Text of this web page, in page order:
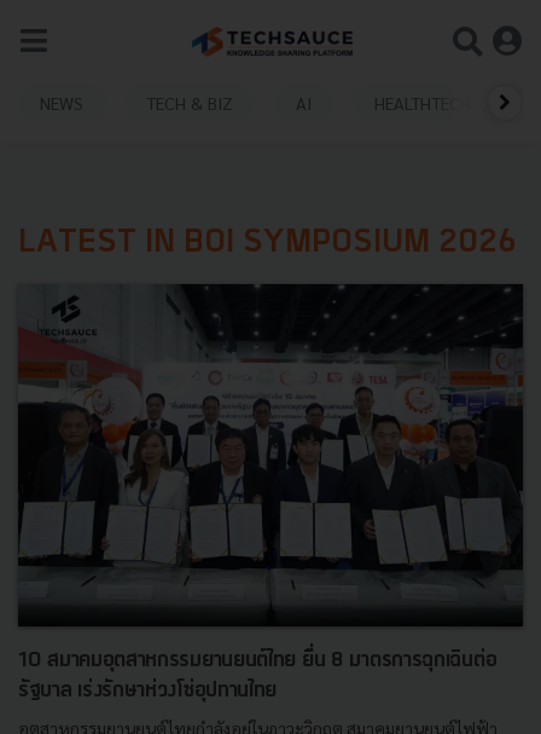
NEWS TECH & BIZ AI HEALTHTECH
LATEST IN BOI SYMPOSIUM 2026
10 สมาคมอุตสาหกรรมยานยนต์ไทย ยื่น 8 มาตรการฉุกเฉินต่อ
รัฐบาล เร่งรักษาห่วงโซ่อุปทานไทย
อุตสาหกรรมยานยนต์ไทยกำลังอยู่ในภาวะวิกฤต สมาคมยานยนต์ไฟฟ้า